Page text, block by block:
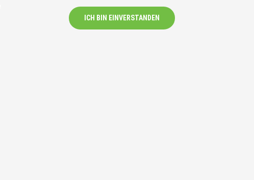
ICH BIN EINVERSTANDEN